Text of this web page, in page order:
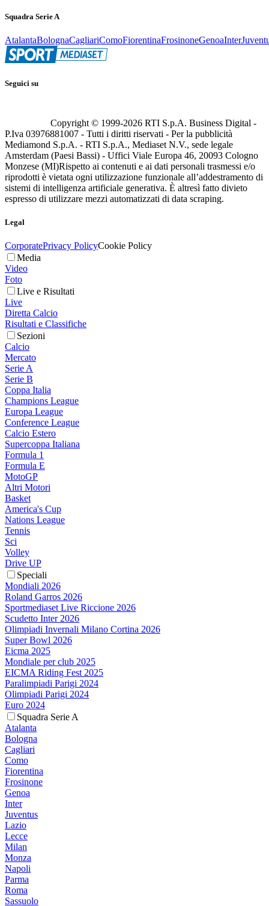
Squadra Serie A
AtalantaBolognaCagliariComoFiorentinaFrosinoneGenoaInter
Seguici su
Copyright © 1999-2026 RTI S.p.A. Business Digital -
P.Iva 03976881007 - Tutti i diritti riservati - Per la pubblicità
Mediamond S.p.A. - RTI S.p.A., Mediaset N.V., sede legale
Amsterdam (Paesi Bassi) - Uffici Viale Europa 46, 20093 Cologno
Monzese (MI)Rispetto ai contenuti e ai dati personali trasmessi e/o
riprodotti è vietata ogni utilizzazione funzionale all’addestramento di
sistemi di intelligenza artificiale generativa. È altresì fatto divieto
espresso di utilizzare mezzi automatizzati di data scraping.
Legal
CorporatePrivacy PolicyCookie Policy
Media
Video
Foto
Live e Risultati
Live
Diretta Calcio
Risultati e Classifiche
Sezioni
Calcio
Mercato
Serie A
Serie B
Coppa Italia
Champions League
Europa League
Conference League
Calcio Estero
Supercoppa Italiana
Formula 1
Formula E
MotoGP
Altri Motori
Basket
America's Cup
Nations League
Tennis
Sci
Volley
Drive UP
Speciali
Mondiali 2026
Roland Garros 2026
Sportmediaset Live Riccione 2026
Scudetto Inter 2026
Olimpiadi Invernali Milano Cortina 2026
Super Bowl 2026
Eicma 2025
Mondiale per club 2025
EICMA Riding Fest 2025
Paralimpiadi Parigi 2024
Olimpiadi Parigi 2024
Euro 2024
Squadra Serie A
Atalanta
Bologna
Cagliari
Como
Fiorentina
Frosinone
Genoa
Inter
Juventus
Lazio
Lecce
Milan
Monza
Napoli
Parma
Roma
Sassuolo